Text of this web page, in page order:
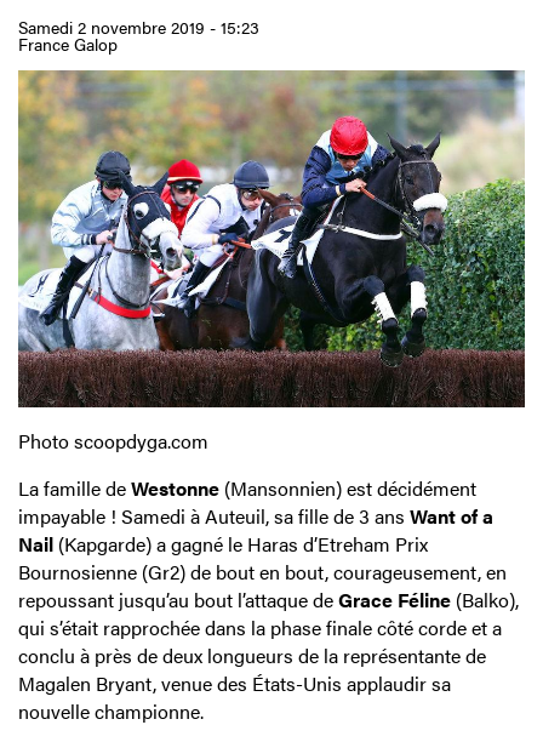
Samedi 2 novembre 2019 - 15:23
France Galop
Photo scoopdyga.com
La famille deWestonne (Mansonnien) est décidément
impayable ! Samedi à Auteuil, sa fille de 3 ans Want of a
Nail (Kapgarde) a gagné le Haras d’Etreham Prix
Bournosienne (Gr2) de bout en bout, courageusement, en
repoussant jusqu’au bout l’attaque deGrace Féline (Balko),
qui s’était rapprochée dans la phase finale côté corde et a
conclu à près de deux longueurs de la représentante de
Magalen Bryant, venue des États-Unis applaudir sa
nouvelle championne.